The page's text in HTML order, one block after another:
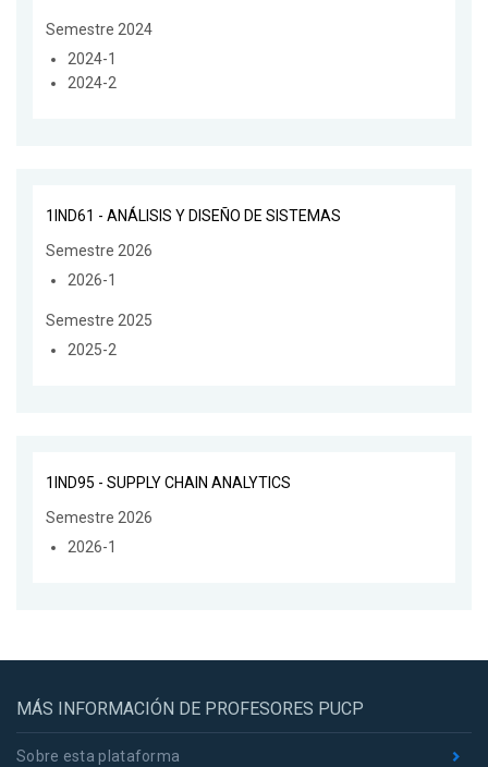
Semestre 2024
2024-1
2024-2
1IND61 - ANÁLISIS Y DISEÑO DE SISTEMAS
Semestre 2026
2026-1
Semestre 2025
2025-2
1IND95 - SUPPLY CHAIN ANALYTICS
Semestre 2026
2026-1
MÁS INFORMACIÓN DE PROFESORES PUCP
Sobre esta plataforma